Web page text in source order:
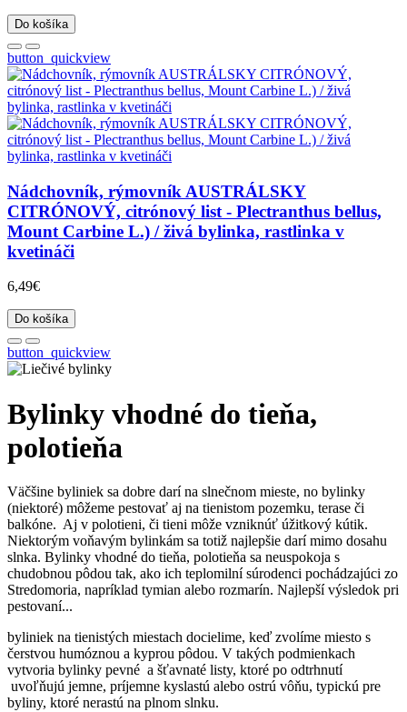
Do košíka
button_quickview
Nádchovník, rýmovník AUSTRÁLSKY
CITRÓNOVÝ, citrónový list - Plectranthus bellus,
Mount Carbine L.) / živá bylinka, rastlinka v
kvetináči
6,49€
Do košíka
button_quickview
Bylinky vhodné do tieňa,
polotieňa
Väčšine byliniek sa dobre darí na slnečnom mieste, no bylinky
(niektoré) môžeme pestovať aj na tienistom pozemku, terase či
balkóne. Aj v polotieni, či tieni môže vzniknúť úžitkový kútik.
Niektorým voňavým bylinkám sa totiž najlepšie darí mimo dosahu
slnka. Bylinky vhodné do tieňa, polotieňa sa neuspokoja s
chudobnou pôdou tak, ako ich teplomilní súrodenci pochádzajúci zo
Stredomoria, napríklad tymian alebo rozmarín. Najlepší výsledok pri
pestovaní...
byliniek na tienistých miestach docielime, keď zvolíme miesto s
čerstvou humóznou a kyprou pôdou. V takých podmienkach
vytvoria bylinky pevné a šťavnaté listy, ktoré po odtrhnutí
uvoľňujú jemne, príjemne kyslastú alebo ostrú vôňu, typickú pre
byliny, ktoré nerastú na plnom slnku.